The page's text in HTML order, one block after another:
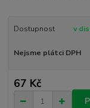
Dostupnost v
Nejsme plátci DPH
67 Kč